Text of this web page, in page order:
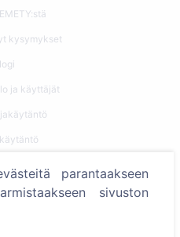
kysymykset
ja käyttäjät
parantaakseen
sivuston